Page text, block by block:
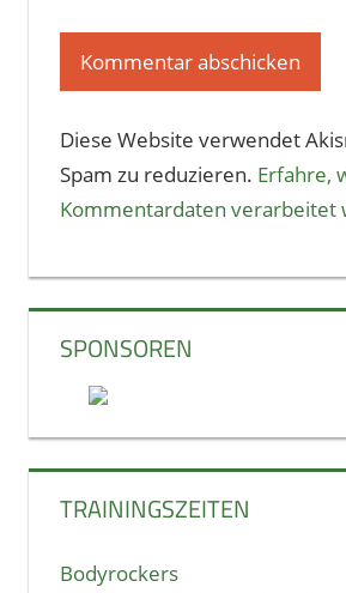
Diese Website verwendet
Spam zu reduzieren. Erfahre,
Kommentardaten verarbeitet
SPONSOREN
TRAININGSZEITEN
Bodyrockers